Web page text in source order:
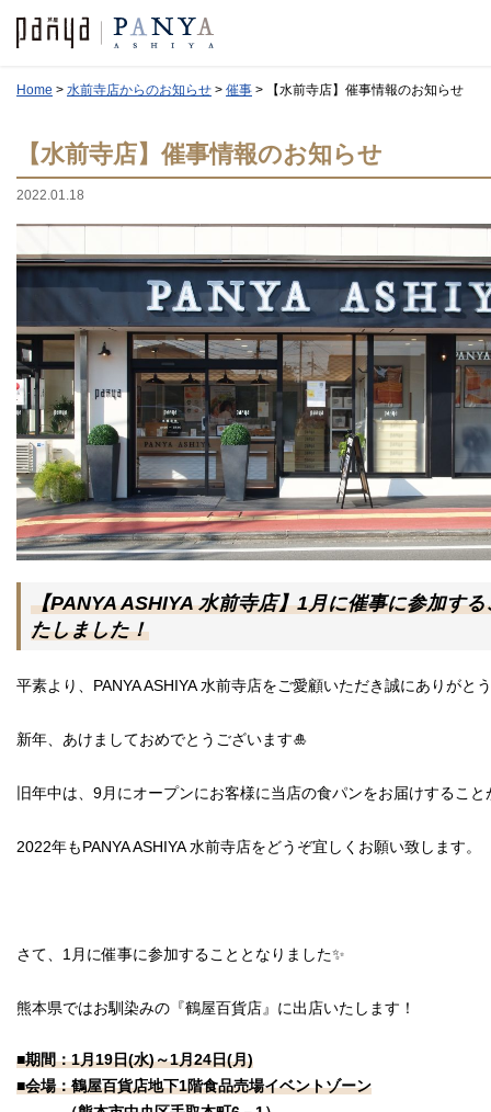
Home > 水前寺店からのお知らせ > 催事 > 【水前寺店】催事情報のお知らせ
【水前寺店】催事情報のお知らせ
2022.01.18
【PANYA ASHIYA 水前寺店】1月に催事に参加す
たしました！
平素より、PANYA ASHIYA 水前寺店をご愛顧いただき誠にありがと
新年、あけましておめでとうございます🎍
旧年中は、9月にオープンにお客様に当店の食パンをお届けするこ
2022年もPANYA ASHIYA 水前寺店をどうぞ宜しくお願い致します。
さて、1月に催事に参加することとなりました✨
熊本県ではお馴染みの『鶴屋百貨店』に出店いたします！
■期間：1月19日(水)～1月24日(月)
■会場：鶴屋百貨店地下1階食品売場イベントゾーン